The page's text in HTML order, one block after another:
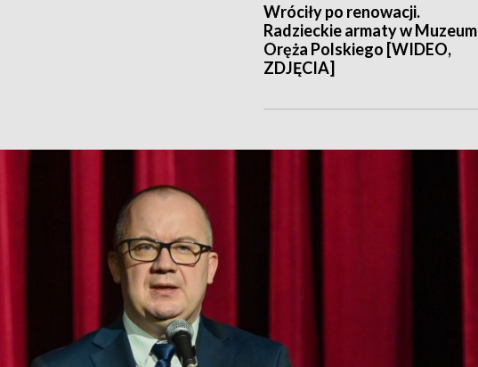
Wróciły po renowacji.
Radzieckie armaty w Muzeum
Oręża Polskiego [WIDEO,
ZDJĘCIA]